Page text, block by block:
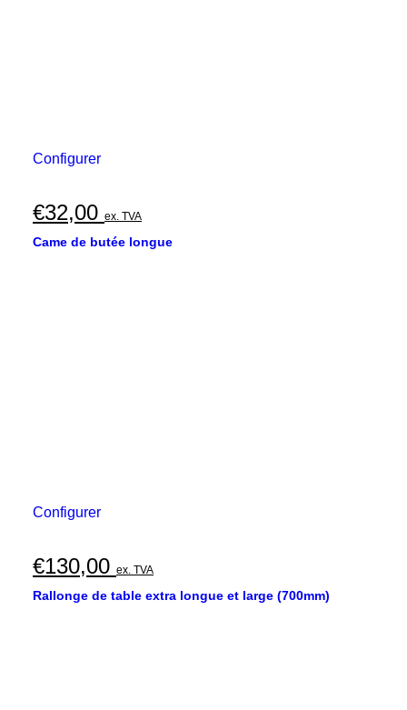
Configurer
€32,00 ex. TVA
Came de butée longue
Configurer
€130,00 ex. TVA
Rallonge de table extra longue et large (700mm)